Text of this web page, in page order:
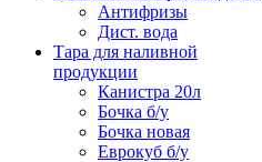
Антифризы
Дист. вода
Тара для наливной
продукции
Канистра 20л
Бочка б/у
Бочка новая
Еврокуб б/у